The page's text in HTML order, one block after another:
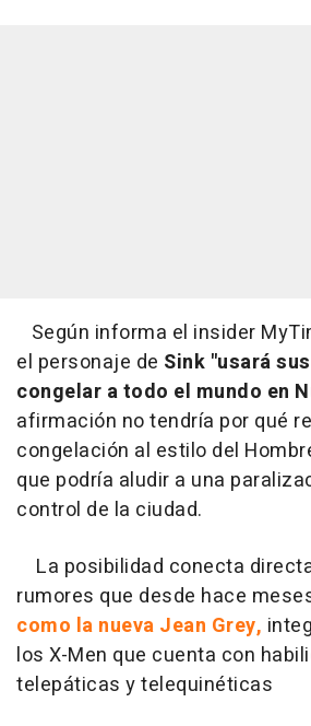
Según informa el insider
el personaje de Sink "usará
congelar a todo el mundo en
afirmación no tendría por qué
congelación al estilo del
que podría aludir a una
control de la ciudad.
La posibilidad conecta
rumores que desde hace
como la nueva Jean Grey,
los X-Men que cuenta con
telepáticas y telequinéticas